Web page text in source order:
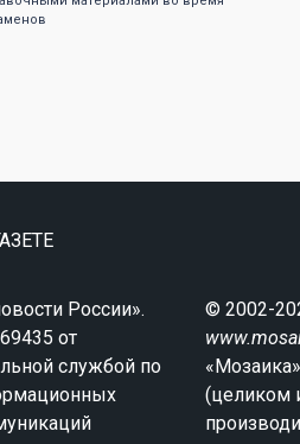
России».
от
службой по
© 2002-
(целиком